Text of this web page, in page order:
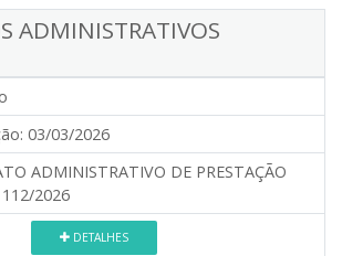
ADMINISTRATIVOS
03/03/2026
ADMINISTRATIVO DE PRESTAÇÃO
112/2026
DETALHES